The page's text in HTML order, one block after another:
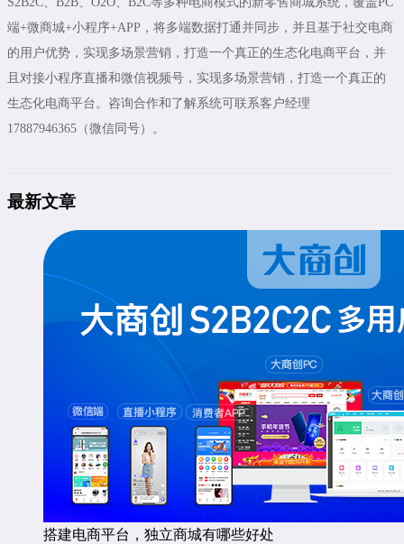
端+微商城+小程序+APP，将多端数据打通并同步，并且基于社交电商
的用户优势，实现多场景营销，打造一个真正的生态化电商平台，并
且对接小程序直播和微信视频号，实现多场景营销，打造一个真正的
生态化电商平台。咨询合作和了解系统可联系客户经理
17887946365（微信同号）。
最新文章
搭建电商平台，独立商城有哪些好处